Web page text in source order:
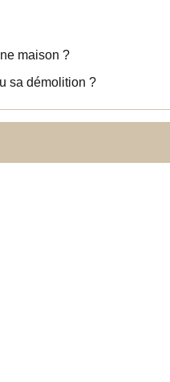
maison ?
sa démolition ?